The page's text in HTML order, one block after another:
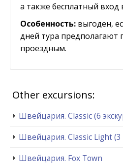
а также бесплатный вход
Особенность: выгоден,
дней тура предполагают
проездным.
Other excursions:
Швейцария. Classic (6
Швейцария. Classic Light (3
Швейцария. Fox Town